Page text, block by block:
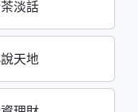
淡話
天地